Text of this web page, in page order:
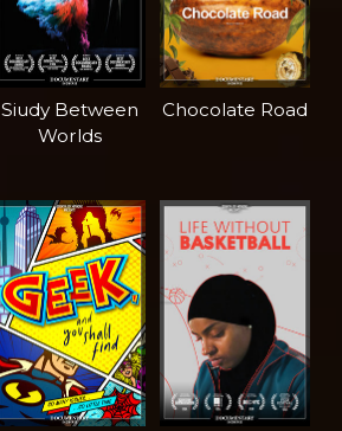
Siudy Between
Worlds
Chocolate Road